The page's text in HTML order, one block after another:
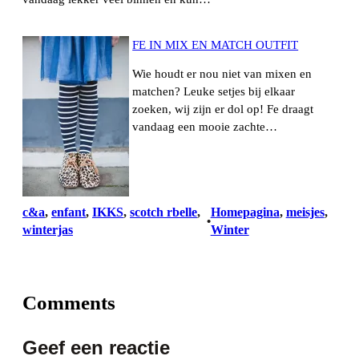
FE IN MIX EN MATCH OUTFIT
Wie houdt er nou niet van mixen en
matchen? Leuke setjes bij elkaar
zoeken, wij zijn er dol op! Fe draagt
vandaag een mooie zachte…
c&a, enfant, IKKS, scotch rbelle
winterjas
•
Homepagina, meisjes ,
Winter
Comments
Geef een reactie